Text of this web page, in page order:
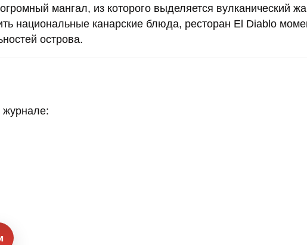
мангал, из которого выделяется вулканический
национальные канарские блюда, ресторан El Diablo
острова.
журнале: